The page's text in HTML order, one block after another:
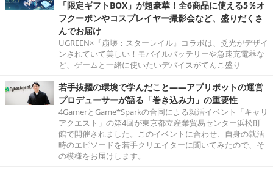
「限定ギフトBOX」が超豪華！全6商品に使える5％オ
フクーポンやコスプレイヤー撮影会など、盛りだくさ
んでお届け
UGREEN×『崩壊：スターレイル』コラボは、爻光がデザイ
ンされていて美しい！モバイルバッテリーや急速充電器な
ど、ゲームと一緒に使いたいデバイスがてんこ盛り
若手抜擢の環境で学んだこと――アプリボットの運営
プロデューサーが語る「巻き込み力」の重要性
4GamerとGame*Sparkの合同による就活イベント「キャリ
アクエスト」の第4回が東京都立産業貿易センター浜松町
館で開催されました。このイベントに合わせ、自身の就活
時のエピソードを若手クリエイターに聞いてみたので、そ
の模様をお届けします。